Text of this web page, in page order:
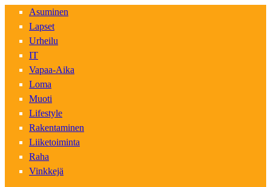
Asuminen
Lapset
Urheilu
IT
Vapaa-Aika
Loma
Muoti
Lifestyle
Rakentaminen
Liiketoiminta
Raha
Vinkkejä